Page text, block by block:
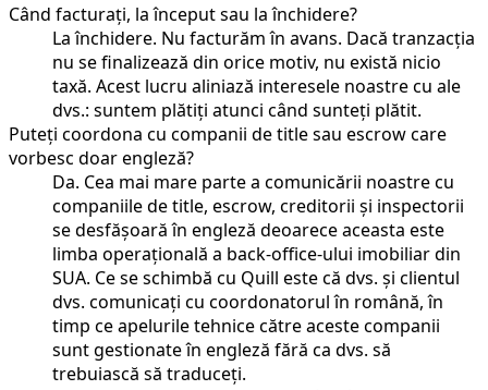
Când facturați, la început sau la închidere?
La închidere. Nu facturăm în avans. Dacă tranzacția
nu se finalizează din orice motiv, nu există nicio
taxă. Acest lucru aliniază interesele noastre cu ale
dvs.: suntem plătiți atunci când sunteți plătit.
Puteți coordona cu companii de title sau escrow care
vorbesc doar engleză?
Da. Cea mai mare parte a comunicării noastre cu
companiile de title, escrow, creditorii și inspectorii
se desfășoară în engleză deoarece aceasta este
limba operațională a back-office-ului imobiliar din
SUA. Ce se schimbă cu Quill este că dvs. și clientul
dvs. comunicați cu coordonatorul în română, în
timp ce apelurile tehnice către aceste companii
sunt gestionate în engleză fără ca dvs. să
trebuiască să traduceți.